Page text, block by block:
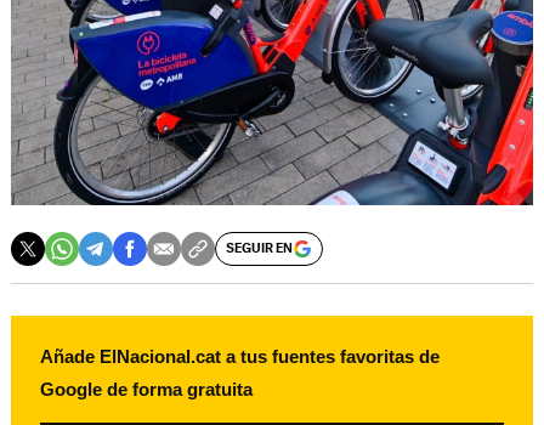
SEGUIR EN
Añade ElNacional.cat a tus fuentes favoritas de
Google de forma gratuita